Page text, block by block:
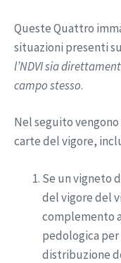
Queste Quattro
situazioni presenti
l’NDVI sia
campo stesso.
Nel seguito
carte del vigore,
Se un vigneto
del vigore del
complemento
pedologica
distribuzione